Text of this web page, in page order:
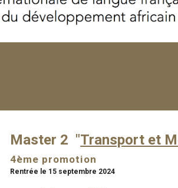
Master 2 "Transport et
4ème promotion
Rentrée le 15 septembre 2024